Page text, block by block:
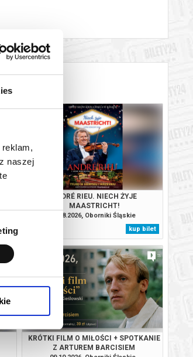
naszej
-
ANDRÉ RIEU. NIECH ŻYJE
MAASTRICHT!
30.08.2026, Oborniki Śląskie
kup bilet
KRÓTKI FILM O MIŁOŚCI + SPOTKANIE
Z ARTUREM BARCISIEM